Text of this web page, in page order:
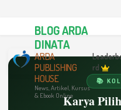
BLOG ARDA
DINATA
ARDA
PUBLISHING
HOUSE
News, Artikel, Kursus
& Ebook Online
rd
📚
Karya